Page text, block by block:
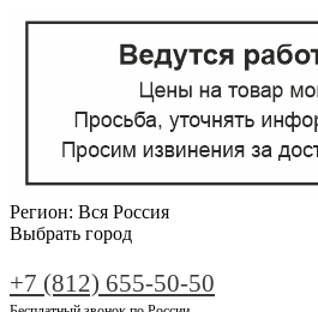
Регион: Вся Россия
Выбрать город
+7 (812) 655-50-50